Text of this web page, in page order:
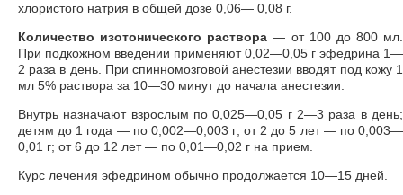
хлористого натрия в общей дозе 0,06— 0,08 г.
Количество изотонического раствора — от 100 до 800 мл.
При подкожном введении применяют 0,02—0,05 г эфедрина 1—
2 раза в день. При спинномозговой анестезии вводят под кожу 1
мл 5% раствора за 10—30 минут до начала анестезии.
Внутрь назначают взрослым по 0,025—0,05 г 2—3 раза в день;
детям до 1 года — по 0,002—0,003 г; от 2 до 5 лет — по 0,003—
0,01 г; от 6 до 12 лет — по 0,01—0,02 г на прием.
Курс лечения эфедрином обычно продолжается 10—15 дней.